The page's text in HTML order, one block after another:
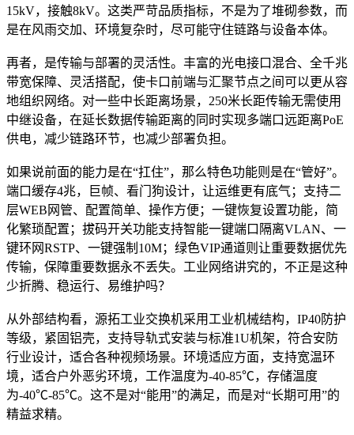
15kV，接触8kV。这类严苛品质指标，不是为了堆砌参数，而
是在风雨交加、环境复杂时，尽可能守住链路与设备本体。
再者，是传输与部署的灵活性。丰富的光电接口混合、全千兆
带宽保障、灵活搭配，使卡口前端与汇聚节点之间可以更从容
地组织网络。对一些中长距离场景，250米长距传输无需使用
中继设备，在延长数据传输距离的同时实现多端口远距离PoE
供电，减少链路环节，也减少部署负担。
如果说前面的能力是在“扛住”，那么特色功能则是在“管好”。
端口缓存4兆，巨帧、看门狗设计，让运维更有底气；支持二
层WEB网管、配置简单、操作方便；一键恢复设置功能，简
化繁琐配置；拔码开关功能支持智能一键端口隔离VLAN、一
键环网RSTP、一键强制10M；绿色VIP通道则让重要数据优先
传输，保障重要数据永不丢失。工业网络讲究的，不正是这种
少折腾、稳运行、易维护吗？
从外部结构看，源拓工业交换机采用工业机械结构，IP40防护
等级，紧固铝壳，支持导轨式安装与标准1U机架，符合安防
行业设计，适合各种视频场景。环境适应方面，支持宽温环
境，适合户外恶劣环境，工作温度为-40-85℃，存储温度
为-40℃-85℃。这不是对“能用”的满足，而是对“长期可用”的
精益求精。